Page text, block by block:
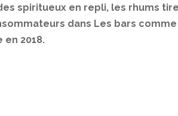
spiritueux en repli, les rhums
dans Les bars
en 2018.